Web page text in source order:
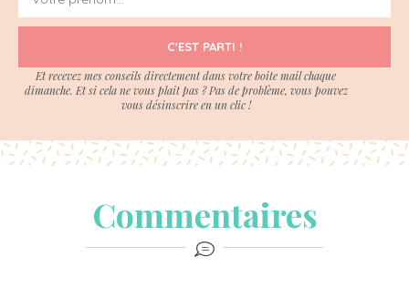
C'EST PARTI !
Et recevez mes conseils directement dans votre boite mail chaque
dimanche. Et si cela ne vous plait pas ? Pas de problème, vous pouvez
vous désinscrire en un clic !
Commentaires